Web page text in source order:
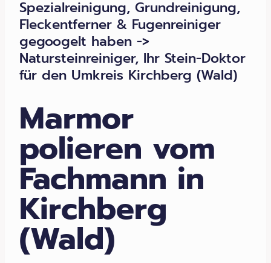
Spezialreinigung, Grundreinigung,
Fleckentferner & Fugenreiniger
gegoogelt haben ->
Natursteinreiniger, Ihr Stein-Doktor
für den Umkreis Kirchberg (Wald)
Marmor
polieren vom
Fachmann in
Kirchberg
(Wald)